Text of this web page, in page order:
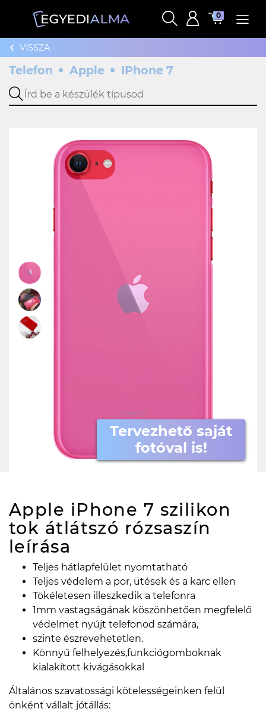
0
VISSZA
Telefon Apple IPhone 7
Tervezhető saját
fotóval is!
Apple iPhone 7 szilikon
tok átlátszó rózsaszín
leírása
Teljes hátlapfelület nyomtatható
Teljes védelem a por, ütések és a karc ellen
Tökéletesen illeszkedik a telefonra
1mm vastagságának köszönhetően megfelelő
védelmet nyújt telefonod számára,
szinte észrevehetetlen.
Könnyű felhelyezés,funkciógomboknak
kialakított kivágásokkal
Általános szavatossági kötelességeinken felül
önként vállalt jótállás: